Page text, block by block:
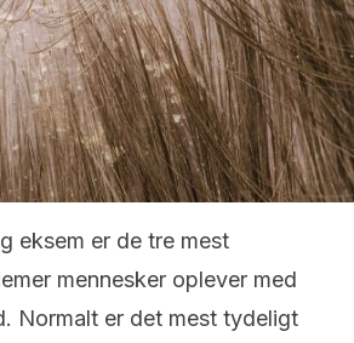
eksem er de tre mest
mennesker oplever med
Normalt er det mest tydeligt